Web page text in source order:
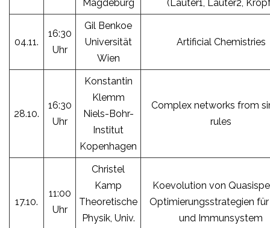
Magdeburg
(Läuter1, Läuter2,
04.11.
16:30
Uhr
Gil Benkoe
Universität
Wien
Artificial Chemistries
28.10.
16:30
Uhr
Konstantin
Klemm
Niels-Bohr-
Institut
Kopenhagen
Complex networks from
rules
17.10.
11:00
Uhr
Christel
Kamp
Theoretische
Physik, Univ.
Koevolution von
Optimierungsstrategien für
und Immunsystem